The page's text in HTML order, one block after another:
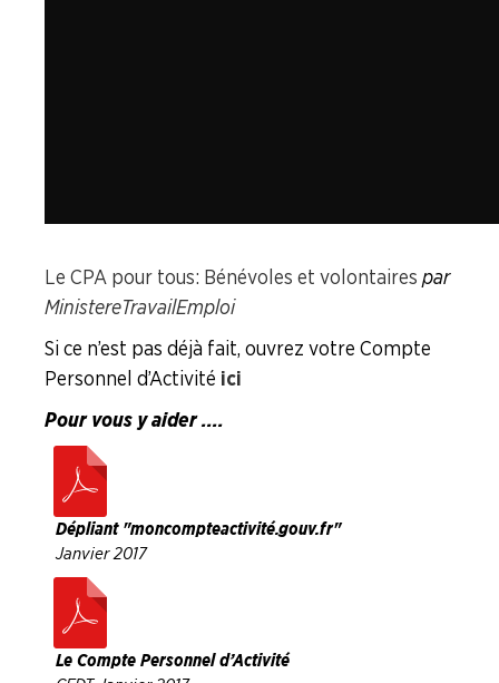
Le CPA pour tous : Bénévoles et volontaires par
MinistereTravailEmploi
Si ce n’est pas déjà fait, ouvrez votre Compte
Personnel d’Activité ici
Pour vous y aider ....
Dépliant "moncompteactivité.gouv.fr"
Janvier 2017
Le Compte Personnel d’Activité